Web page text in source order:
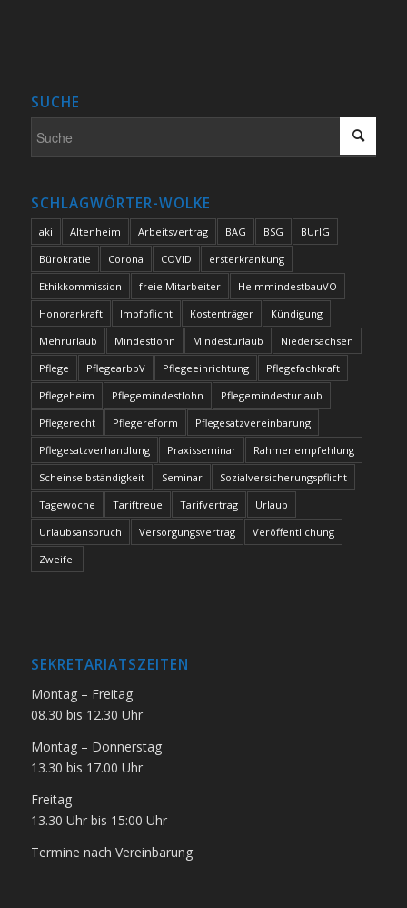
SUCHE
SCHLAGWÖRTER-WOLKE
aki Altenheim Arbeitsvertrag BAG BSG
BUrlG
Bürokratie
Corona COVID
ersterkrankung
Ethikkommission
freie Mitarbeiter
HeimmindestbauVO
Honorarkraft
Impfpflicht Kostenträger
Kündigung
Mehrurlaub
Mindestlohn Mindesturlaub
Niedersachsen
Pflege
PflegearbbV Pflegeeinrichtung
Pflegefachkraft
Pflegeheim
Pflegemindestlohn
Pflegemindesturlaub
Pflegerecht
Pflegereform
Pflegesatzvereinbarung
Pflegesatzverhandlung
Praxisseminar
Rahmenempfehlung
Scheinselbständigkeit
Seminar
Sozialversicherungspflicht
Tagewoche
Tariftreue Tarifvertrag
Urlaub
Urlaubsanspruch
Versorgungsvertrag
Veröffentlichung
Zweifel
SEKRETARIATSZEITEN
Montag – Freitag
08.30 bis 12.30 Uhr
Montag – Donnerstag
13.30 bis 17.00 Uhr
Freitag
13.30 Uhr bis 15:00 Uhr
Termine nach Vereinbarung